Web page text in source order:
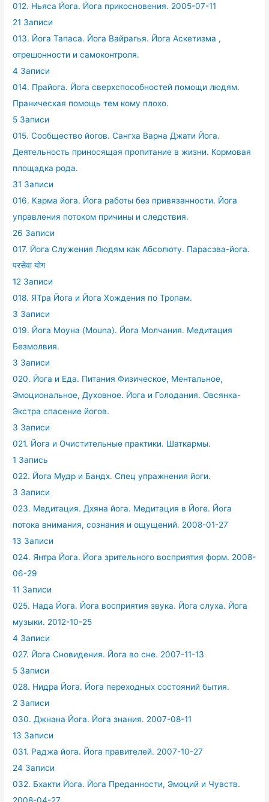
012. Ньяса Йога. Йога прикосновения. 2005-07-11
21 Записи
013. Йога Тапаса. Йога Вайрагья. Йога Аскетизма ,
отрешонности и самоконтроля.
4 Записи
014. Прайога. Йога сверхспособностей помощи людям.
Праническая помощь тем кому плохо.
5 Записи
015. Сообщество йогов. Сангха Варна Джати Йога.
Деятельность приносящая пропитание в жизни. Кормовая
площадка рода.
31 Записи
016. Карма йога. Йога работы без привязанности. Йога
управления потоком причины и следствия.
26 Записи
017. Йога Служения Людям как Абсолюту. Парасэва-йога.
परसेवा योग
12 Записи
018. ЯТра Йога и Йога Хождения по Тропам.
3 Записи
019. Йога Моуна (Mouna). Йога Молчания. Медитация
Безмолвия.
3 Записи
020. Йога и Еда. Питания Физическое, Ментальное,
Эмоциональное, Духовное. Йога и Голодания. Овсянка-
Экстра спасение йогов.
3 Записи
021. Йога и Очистительные практики. Шаткармы.
1 Запись
022. Йога Мудр и Бандх. Спец упражнения йоги.
3 Записи
023. Медитация. Дхяна йога. Медитация в Йоге. Йога
потока внимания, сознания и ощущений. 2008-01-27
13 Записи
024. Янтра Йога. Йога зрительного восприятия форм. 2008-
06-29
11 Записи
025. Нада Йога. Йога восприятия звука. Йога слуха. Йога
музыки. 2012-10-25
4 Записи
027. Йога Сновидения. Йога во сне. 2007-11-13
5 Записи
028. Нидра Йога. Йога переходных состояний бытия.
2 Записи
030. Джнана Йога. Йога знания. 2007-08-11
13 Записи
031. Раджа йога. Йога правителей. 2007-10-27
24 Записи
032. Бхакти Йога. Йога Преданности, Эмоций и Чувств.
2008-04-27